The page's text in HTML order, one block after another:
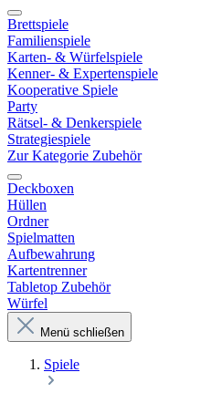
Brettspiele
Familienspiele
Karten- & Würfelspiele
Kenner- & Expertenspiele
Kooperative Spiele
Party
Rätsel- & Denkerspiele
Strategiespiele
Zur Kategorie Zubehör
Deckboxen
Hüllen
Ordner
Spielmatten
Aufbewahrung
Kartentrenner
Tabletop Zubehör
Würfel
Menü schließen
Spiele